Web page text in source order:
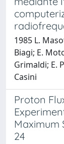
1985 L.
Biagi; E.
Grimaldi; E.
Casini
Proton
Maximum
24